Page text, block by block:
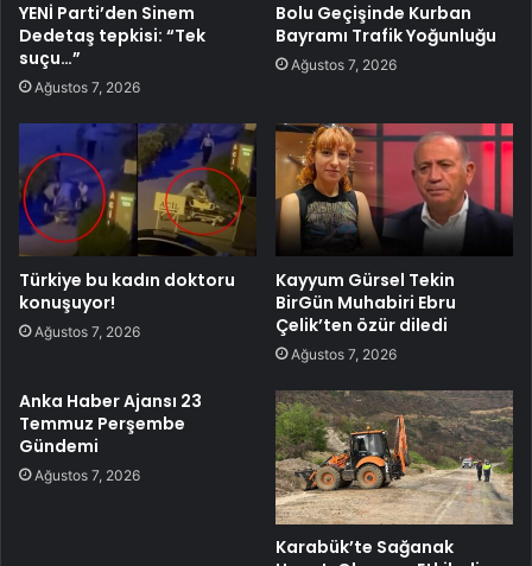
YENİ Parti’den Sinem
Dedetaş tepkisi: “Tek
suçu…”
Ağustos 7, 2026
Bolu Geçişinde Kurban
Bayramı Trafik Yoğunluğu
Ağustos 7, 2026
Türkiye bu kadın doktoru
konuşuyor!
Ağustos 7, 2026
Kayyum Gürsel Tekin
BirGün Muhabiri Ebru
Çelik’ten özür diledi
Ağustos 7, 2026
Anka Haber Ajansı 23
Temmuz Perşembe
Gündemi
Ağustos 7, 2026
Karabük’te Sağanak